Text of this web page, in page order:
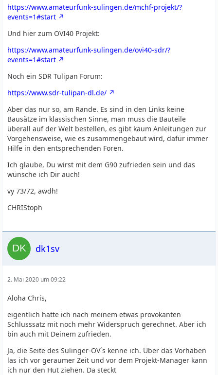
https://www.amateurfunk-sulingen.de/mchf-projekt/?
events=1#start
Und hier zum OVI40 Projekt:
https://www.amateurfunk-sulingen.de/ovi40-sdr/?
events=1#start
Noch ein SDR Tulipan Forum:
https://www.sdr-tulipan-dl.de/
Aber das nur so, am Rande. Es sind in den Links keine
Bausätze im klassischen Sinne, man muss die Bauteile
überall auf der Welt bestellen, es gibt kaum Anleitungen zur
Vorgehensweise, wie es zusammengebaut wird, dafür immer
Hilfe in den entsprechenden Foren.
Ich glaube, Du wirst mit dem G90 zufrieden sein und das
wünsche ich Dir auch!
vy 73/72, awdh!
CHRIStoph
dk1sv
2. Mai 2020 um 09:22
Aloha Chris,
eigentlich hatte ich nach meinem etwas provokanten
Schlusssatz mit noch mehr Widerspruch gerechnet. Aber ich
bin auch mit Deinem zufrieden.
Ja, die Seite des Sulinger-OV´s kenne ich. Über das Vorhaben
las ich vor geraumer Zeit und vor dem Projekt-Manager kann
ich nur den Hut ziehen. Da steckt